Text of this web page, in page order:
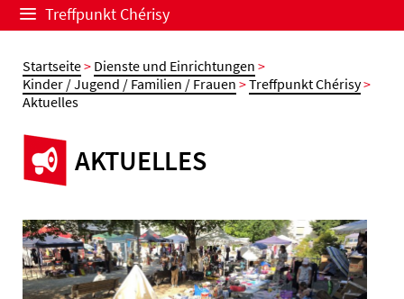
Treffpunkt Chérisy
Startseite> Dienste und Einrichtungen >
Kinder / Jugend / Familien / Frauen >Treffpunkt Chérisy>
Aktuelles
AKTUELLES